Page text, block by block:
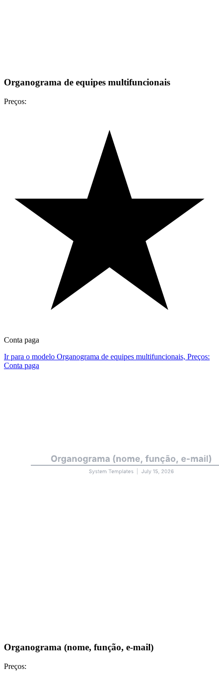
Organograma de equipes multifuncionais
Preços:
Conta paga
Ir para o modelo Organograma de equipes multifuncionais, Preços:
Conta paga
Organograma (nome, função, e-mail)
Preços: